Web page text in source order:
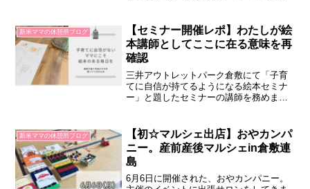
も互近助（ごきんじょ）パントリー社会
福祉協議会と、主に...
新米ママの休憩所ブログ
【セミナー開催レポ】わたしが絵
本講師としてここに在る意味を再
確認
三井アウトレットパーク倉敷にて「子育
てに自信が持てるようになる絵本セミナ
ー」と題したセミナーの講師を務めまし
て8年目。やっと少し先行く立場からお話
ができるようになりました。
新米ママの休憩所ブログ
【初☆マルシェ出店】おやカンパ
ニー。産前産後マルシェin倉敷連
島
6月6日に開催された、おやカンパニー。